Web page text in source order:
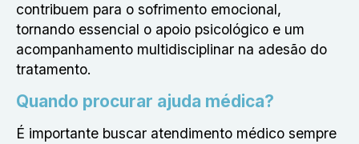
contribuem para o sofrimento emocional,
tornando essencial o apoio psicológico e um
acompanhamento multidisciplinar na adesão do
tratamento.
Quando procurar ajuda médica?
É importante buscar atendimento médico sempre